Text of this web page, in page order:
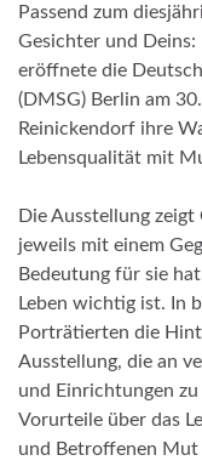
Passend zum
Gesichter und Deins:
eröffnete die
(DMSG) Berlin am
Reinickendorf ihre
Lebensqualität mit
Die Ausstellung
jeweils mit einem
Bedeutung für sie
Leben wichtig ist. In
Porträtierten die
Ausstellung, die an
und Einrichtungen
Vorurteile über das
und Betroffenen Mut